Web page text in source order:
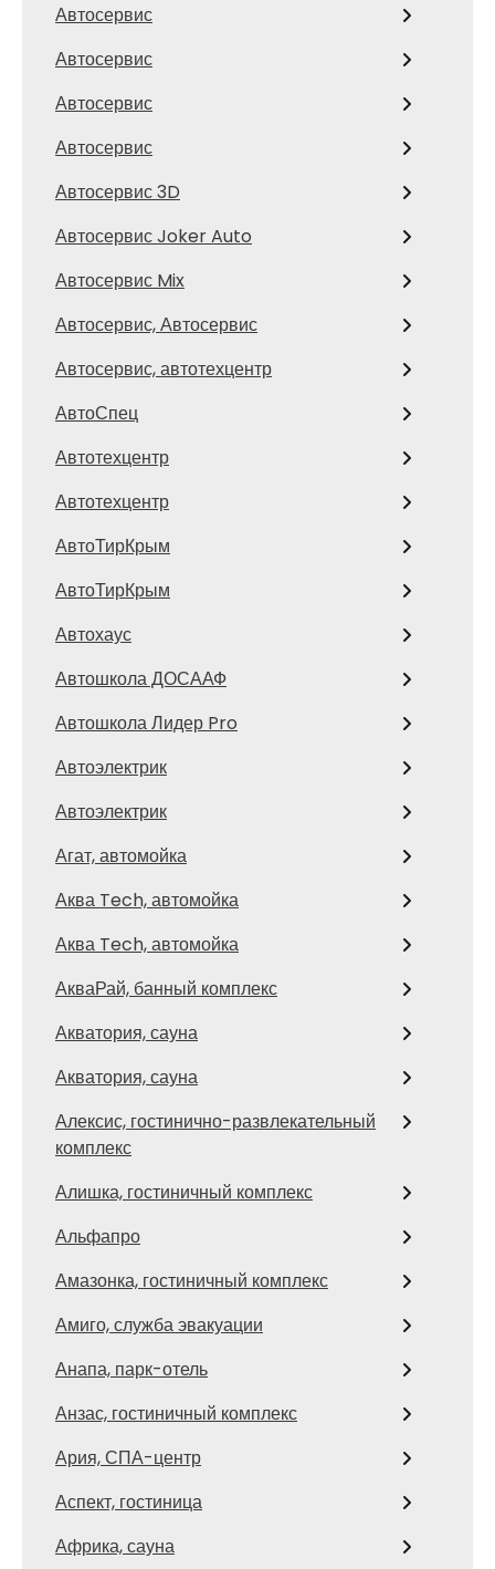
Автосервис
Автосервис
Автосервис
Автосервис
Автосервис 3D
Автосервис Joker Auto
Автосервис Mix
Автосервис, Автосервис
Автосервис, автотехцентр
АвтоСпец
Автотехцентр
Автотехцентр
АвтоТирКрым
АвтоТирКрым
Автохаус
Автошкола ДОСААФ
Автошкола Лидер Pro
Автоэлектрик
Автоэлектрик
Агат, автомойка
Аква Tech, автомойка
Аква Tech, автомойка
АкваРай, банный комплекс
Акватория, сауна
Акватория, сауна
Алексис, гостинично-развлекательный
комплекс
Алишка, гостиничный комплекс
Альфапро
Амазонка, гостиничный комплекс
Амиго, служба эвакуации
Анапа, парк-отель
Анзас, гостиничный комплекс
Ария, СПА-центр
Аспект, гостиница
Африка, сауна